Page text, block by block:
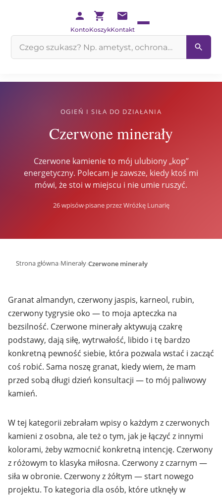
KontoKoszykKontakt
OGIEŃ I SIŁA DO DZIAŁANIA
Czerwone minerały
Czerwone kamienie to mój ulubiony „kop”
energetyczny. Polecam je zawsze, kiedy ktoś mi
mówi, że stoi w miejscu i nie umie ruszyć.
26 wpisów·pisane przez Wróżkę Lunarię
Strona główna›Minerały›Czerwone minerały
Granat almandyn, czerwony jaspis, karneol, rubin,
czerwony tygrysie oko — to moja apteczka na
bezsilność. Czerwone minerały aktywują czakrę
podstawy, dają siłę, wytrwałość, libido i tę bardzo
konkretną pewność siebie, która pozwala wstać i zacząć
coś robić. Sama noszę granat, kiedy wiem, że mam
przed sobą długi dzień konsultacji — to mój paliwowy
kamień.
W tej kategorii zebrałam wpisy o każdym z czerwonych
kamieni z osobna, ale też o tym, jak je łączyć z innymi
kolorami, żeby wzmocnić konkretną intencję. Czerwony
z różowym to klasyka miłosna. Czerwony z czarnym —
siła w obronie. Czerwony z żółtym — start nowego
projektu. To kategoria dla osób, które utknęły w